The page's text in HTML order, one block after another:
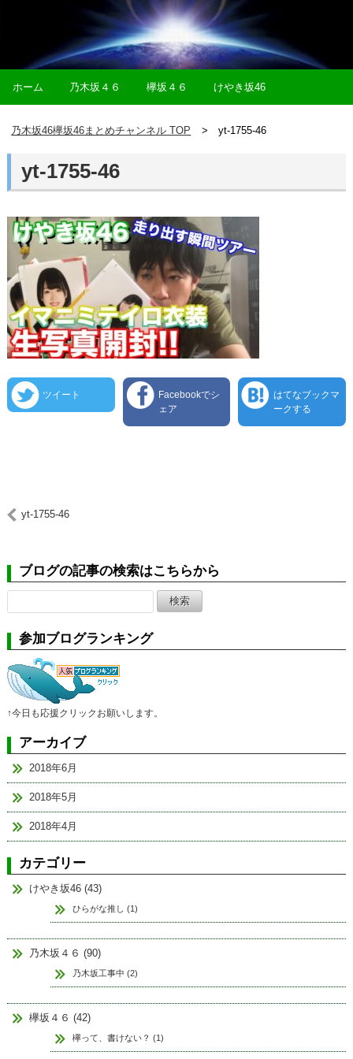
ホーム 乃木坂４６ 欅坂４６ けやき坂46
乃木坂46欅坂46まとめチャンネル TOP yt-1755-46
yt-1755-46
ツイート
Facebookでシ
ェア
はてなブックマ
ークする
yt-1755-46
ブログの記事の検索はこちらから
索:
参加ブログランキング
↑今日も応援クリックお願いします。
アーカイブ
2018年6月
2018年5月
2018年4月
カテゴリー
けやき坂46 (43)
ひらがな推し (1)
乃木坂４６ (90)
乃木坂工事中 (2)
欅坂４６ (42)
欅って、書けない？ (1)